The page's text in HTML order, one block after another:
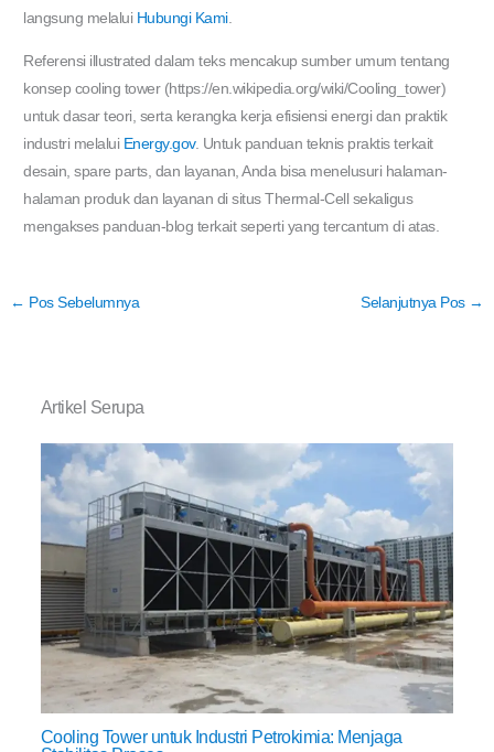
langsung melalui Hubungi Kami.
Referensi illustrated dalam teks mencakup sumber umum tentang
konsep cooling tower (https://en.wikipedia.org/wiki/Cooling_tower)
untuk dasar teori, serta kerangka kerja efisiensi energi dan praktik
industri melalui Energy.gov. Untuk panduan teknis praktis terkait
desain, spare parts, dan layanan, Anda bisa menelusuri halaman-
halaman produk dan layanan di situs Thermal-Cell sekaligus
mengakses panduan-blog terkait seperti yang tercantum di atas.
← Pos Sebelumnya Selanjutnya Pos →
Artikel Serupa
Cooling Tower untuk Industri Petrokimia: Menjaga